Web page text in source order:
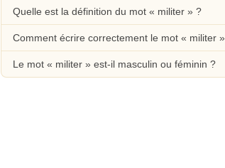
Quelle est la définition du mot « militer » ?
Comment écrire correctement le mot « militer
Le mot « militer » est-il masculin ou féminin ?